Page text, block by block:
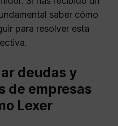
saber cómo
para resolver esta
deudas y
de empresas
Lexer